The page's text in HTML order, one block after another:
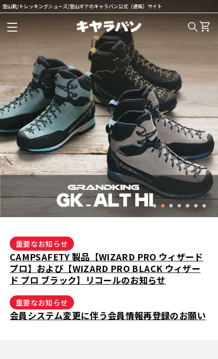
登山靴/トレッキングシューズ/登山ギアのキャラバン公式（通販）サイト
重要なお知らせ
CAMPSAFETY 製品【WIZARD PRO ウィザード
プロ】および【WIZARD PRO BLACK ウィザー
ド プロ ブラック】リコールのお知らせ
重要なお知らせ
会員システム変更に伴う会員情報再登録のお願い